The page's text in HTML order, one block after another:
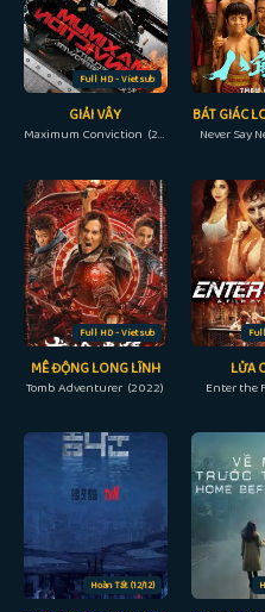
Full HD - Vietsub
GIẢI VÂY
Maximum Conviction (2012)
BÁT GIÁC
Never Say
Full HD - Vietsub
MÊ ĐỘNG LONG LĨNH
Tomb Adventurer (2022)
LỬA
Enter the
Hoàn Tất (12/12)